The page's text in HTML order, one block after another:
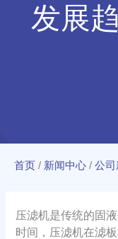
发展
首页 / 新闻中心 / 公司
压滤机是传统的固
时间，压滤机在滤